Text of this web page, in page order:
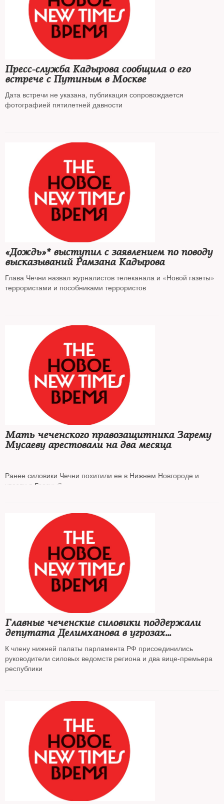
Пресс-служба Кадырова сообщила о его
встрече с Путиным в Москве
Дата встречи не указана, публикация сопровождается
фотографией пятилетней давности
«Дождь»* выступил с заявлением по поводу
высказываний Рамзана Кадырова
Глава Чечни назвал журналистов телеканала и «Новой газеты»
террористами и пособниками террористов
Мать чеченского правозащитника Зарему
Мусаеву арестовали на два месяца
Ранее силовики Чечни похитили ее в Нижнем Новгороде и
увезли в Грозный
Главные чеченские силовики поддержали
депутата Делимханова в угрозах
«отрезать головы» Янгулбаевым
К члену нижней палаты парламента РФ присоединились
руководители силовых ведомств региона и два вице-премьера
республики